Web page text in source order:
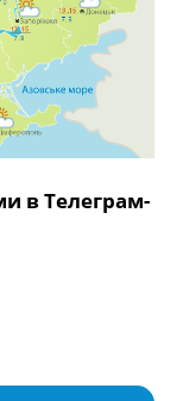
в Телеграм-